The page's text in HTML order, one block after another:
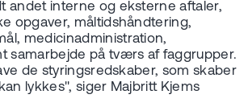
andet interne og eksterne aftaler,
opgaver, måltidshåndtering,
medicinadministration,
samarbejde på tværs af faggrupper.
de styringsredskaber, som skaber
lykkes", siger Majbritt Kjems